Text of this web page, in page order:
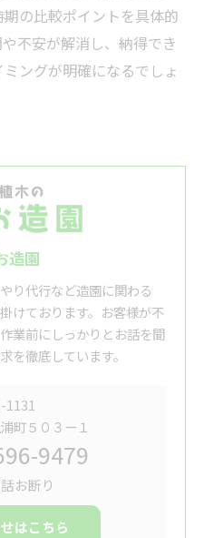
の比較ポイントを具体的
不安が解消し、納得でき
ングが明確になるでしょ
造園
り代行など造園に関わる
けております。お客様が不
業前にしっかりとお話を聞
を徹底しています。
1131
町５０３ー１
9479
お断り
はこちら